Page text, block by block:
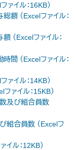
イル：16KB）
（Excelファイル：
（Excelファイル：
（Excelファイル：
イル：14KB）
ァイル：15KB）
及び組合員数
合員数 （Excelフ
ル：12KB）